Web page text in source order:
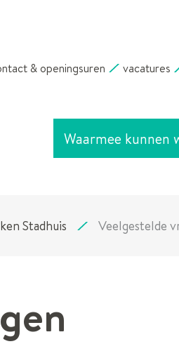
& openingsuren
vacatures
kunnen
Stadhuis Veelgestelde